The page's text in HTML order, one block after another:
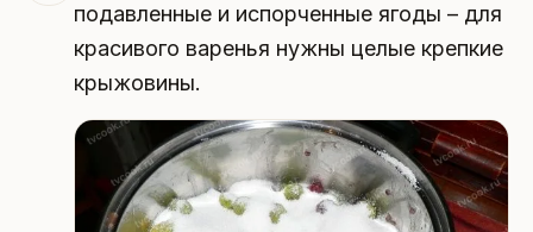
подавленные и испорченные ягоды – для
красивого варенья нужны целые крепкие
крыжовины.